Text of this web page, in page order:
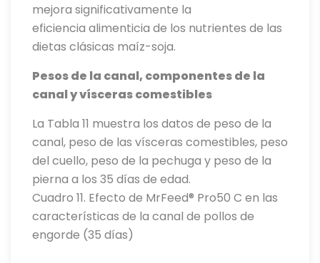
mejora significativamente la
eficiencia alimenticia de los nutrientes de las
dietas clásicas maíz-soja.
Pesos de la canal, componentes de la
canal y vísceras comestibles
La Tabla 11 muestra los datos de peso de la
canal, peso de las vísceras comestibles, peso
del cuello, peso de la pechuga y peso de la
pierna a los 35 días de edad.
Cuadro 11. Efecto de MrFeed® Pro50 C en las
características de la canal de pollos de
engorde (35 días)